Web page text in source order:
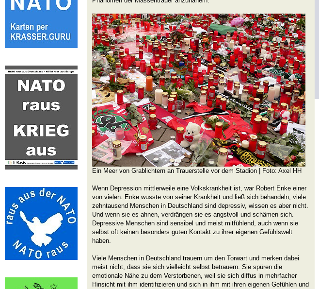
Ein Meer von Grablichtern an Trauerstelle vor dem Stadion | Foto: Axel HH
Wenn Depression mittlerweile eine Volkskrankheit ist, war Robert Enke einer
von vie­len. Enke wusste von seiner Krankheit und ließ sich behandeln; viele
zehn­tausend Menschen in Deutschland sind depressiv, wissen es aber nicht.
Und wenn sie es ahnen, verdrängen sie es angstvoll und schämen sich.
Depressive Menschen sind sensibel und meist mitfühlend, auch wenn sie
selbst oft keinen besonders guten Kontakt zu ihrer eigenen Gefühlswelt
haben.
Viele Menschen in Deutschland trau­ern um den Torwart und merken dabei
meist nicht, dass sie sich vielleicht selbst betrauern. Sie spüren die
emotionale Nähe zu dem Verstorbenen, weil sie sich diffus in mehr­facher
Hinsicht mit ihm identifizieren und sich in ihm mit ihren eigenen Gefühlen und